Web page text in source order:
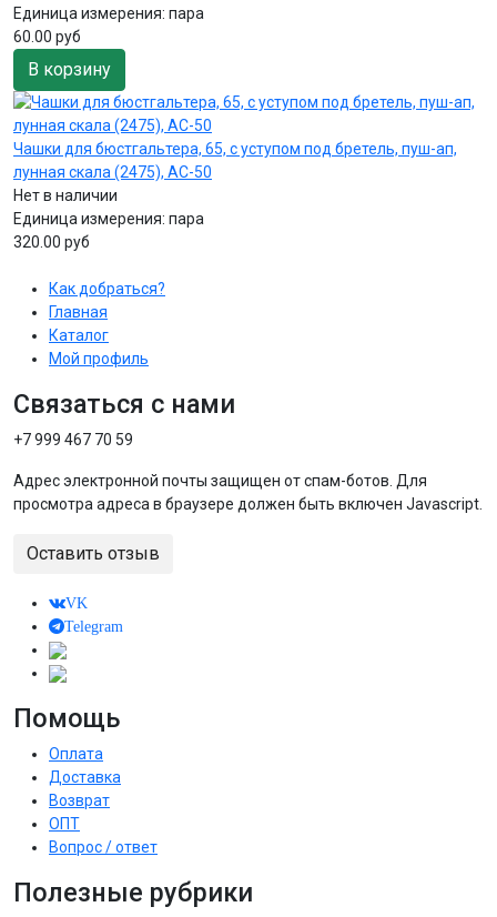
Единица измерения: пара
60.00 руб
В корзину
Чашки для бюстгальтера, 65, с уступом под бретель, пуш-ап,
лунная скала (2475), AC-50
Нет в наличии
Единица измерения: пара
320.00 руб
Как добраться?
Главная
Каталог
Мой профиль
Связаться с нами
+7 999 467 70 59
Адрес электронной почты защищен от спам-ботов. Для
просмотра адреса в браузере должен быть включен Javascript.
Оставить отзыв
VK
Telegram
Помощь
Оплата
Доставка
Возврат
ОПТ
Вопрос / ответ
Полезные рубрики